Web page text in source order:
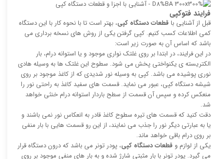
فرایند فتوکپی
قبل از آشنایی با قطعات دستگاه کپی، بهتر است تا با نحوه کار با این دستگاه
کمی اطلاعات کسب کنیم. کپی گرفتن یکی از روش های نسخه برداری می
باشد که اساس آن به صورت زیر است:
در این فرایند، در ابتدا بر روی غلتک نواری موجود و یا استوانه درام، بار
الکتریسته ی یکنواختی پخش می شود. سطوح این غلتک ها به وسیله هادی
نوری پوشیده می باشد. کپی به وسیله نور شدیدی که از کاغذ موجود بر روی
شیشه دستگاه کپی، عبور می نماید. قسمت های سفید کاغذ به راحتی نور را
منعکس کرده و سپس آن قسمت از سطح باردار استوانه درام خنثی خواهد
شد.
دقت کنید که قسمت های تیره سطوح کاغذ قادر به انعکاس نور نمی باشند و
یا به عبارتی دیگر نور را جذب می نمایند، از این رو قسمت هایی با بار منفی
بر روی درام باقی خواهد ماند.
یکی از لوازم و قطعات دستگاه کپی، پودر تونر می باشد که درون دستگاه قرار
می گیرد. پودر تونر با بار مثبتی شارژ شده و به بار های منفی موجود بر روی